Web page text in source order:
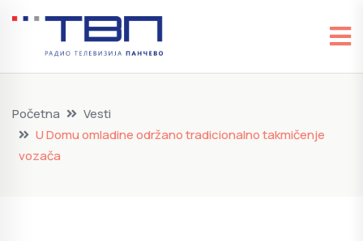
Početna
Vesti
U Domu omladine održano tradicionalno takmičenje
vozača